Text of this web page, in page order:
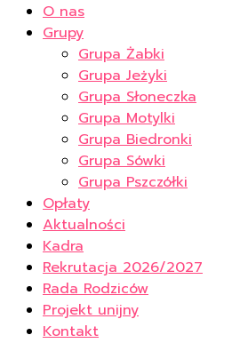
O nas
Grupy
Grupa Żabki
Grupa Jeżyki
Grupa Słoneczka
Grupa Motylki
Grupa Biedronki
Grupa Sówki
Grupa Pszczółki
Opłaty
Aktualności
Kadra
Rekrutacja 2026/2027
Rada Rodziców
Projekt unijny
Kontakt